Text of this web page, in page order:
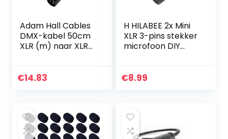
Adam Hall Cables
DMX-kabel 50cm
XLR (m) naar XLR
€14.83
H HILABEE 2x Mini
XLR 3-pins stekker
microfoon DIY
stekker voor MIC-
€8.99